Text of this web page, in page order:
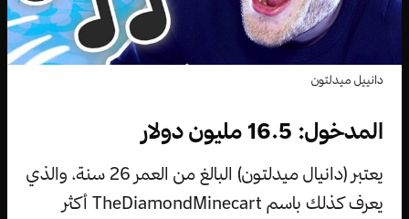
دانييل ميدلتون
المدخول: 16.5 مليون دولار
يعتبر (دانيال ميدلتون) البالغ من العمر 26 سنة، والذي
يعرف كذلك باسم TheDiamondMinecart أكثر